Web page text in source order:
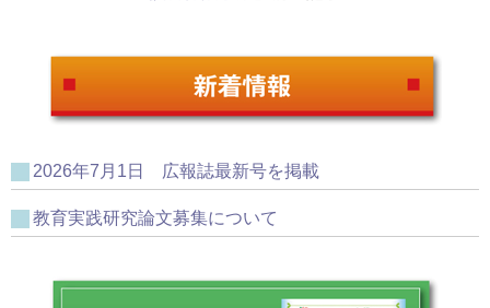
2026年7月1日 広報誌最新号を掲載
教育実践研究論文募集について